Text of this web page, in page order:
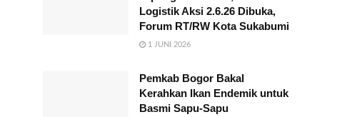
Logistik Aksi 2.6.26 Dibuka,
Forum RT/RW Kota Sukabumi
1 JUNI 2026
Pemkab Bogor Bakal
Kerahkan Ikan Endemik untuk
Basmi Sapu-Sapu